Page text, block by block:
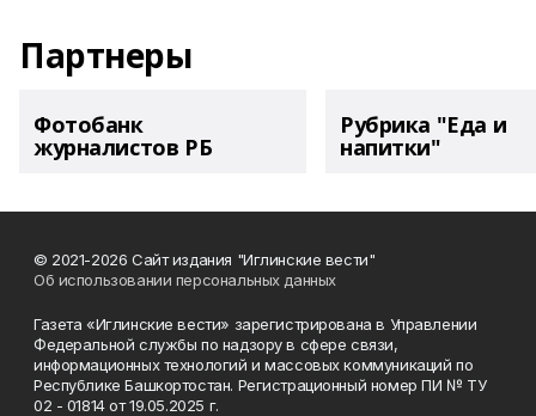
Партнеры
Фотобанк
журналистов РБ
Рубрика "Еда и
напитки"
© 2021-2026 Сайт издания "Иглинские вести"
Об использовании персональных данных
Газета «Иглинские вести» зарегистрирована в Управлении
Федеральной службы по надзору в сфере связи,
информационных технологий и массовых коммуникаций по
Республике Башкортостан. Регистрационный номер ПИ № ТУ
02 - 01814 от 19.05.2025 г.